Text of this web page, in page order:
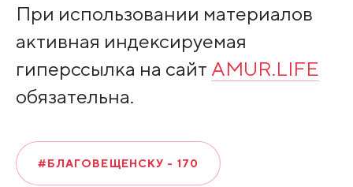
При использовании материалов
активная индексируемая
гиперссылка на сайт AMUR.LIFE
обязательна.
#БЛАГОВЕЩЕНСКУ - 170